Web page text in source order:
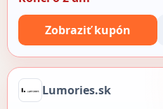
Zobraziť kupón
Lumories.sk